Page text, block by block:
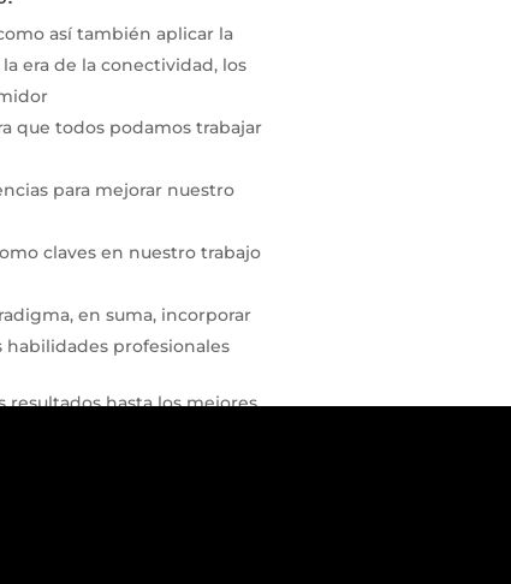
así también aplicar la
era de la conectividad, los
que todos podamos trabajar
para mejorar nuestro
claves en nuestro trabajo
en suma, incorporar
profesionales
hasta los mejores